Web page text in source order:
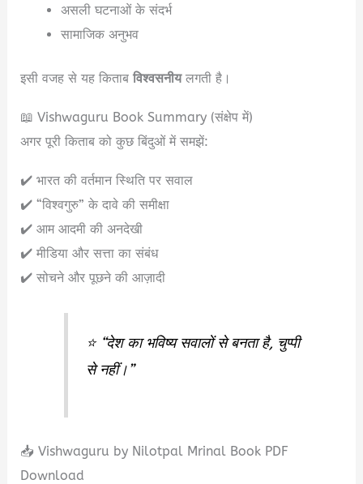
असली घटनाओं के संदर्भ
सामाजिक अनुभव
इसी वजह से यह किताबविश्वसनीयलगती है।
📖 Vishwaguru Book Summary (संक्षेप में)
अगर पूरी किताब को कुछ बिंदुओं में समझें:
✔️ भारत की वर्तमान स्थिति पर सवाल
✔️ “विश्वगुरु” के दावे की समीक्षा
✔️ आम आदमी की अनदेखी
✔️ मीडिया और सत्ता का संबंध
✔️ सोचने और पूछने की आज़ादी
⭐ “देश का भविष्य सवालों से बनता है, चुप्पी
से नहीं।”
📥 Vishwaguru by Nilotpal Mrinal Book PDF
Download